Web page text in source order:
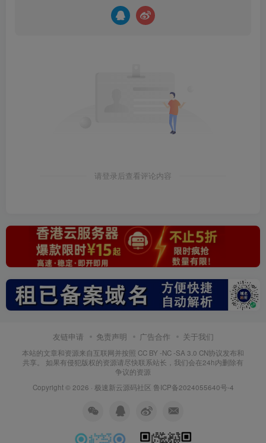
请登录后查看评论内容
友链申请 免责声明 广告合作 关于我们
本站的文章和资源来自互联网并按照 CC BY -NC -SA 3.0 CN协议发布和
共享。 如果有侵犯版权的资源请尽快联系站长，我们会在24h内删除有
争议的资源
Copyright © 2026 · 极速新云源码社区 鲁ICP备2024055640号-4